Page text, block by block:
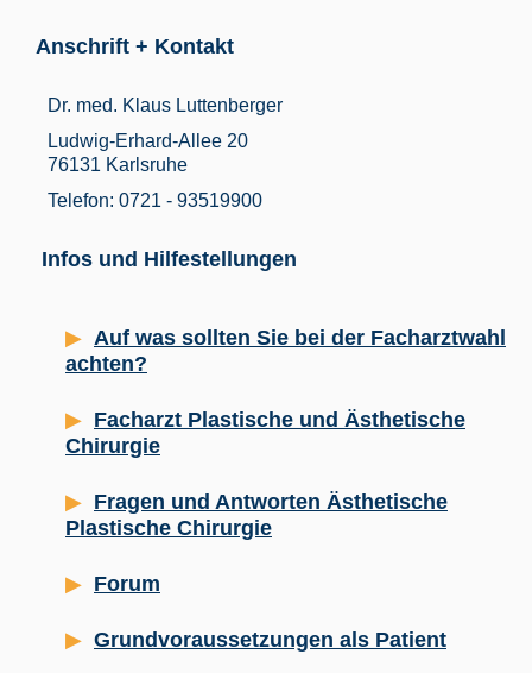
Anschrift + Kontakt
Dr. med. Klaus Luttenberger
Ludwig-Erhard-Allee 20
76131 Karlsruhe
Telefon: 0721 - 93519900
Infos und Hilfestellungen
Auf was sollten Sie bei der Facharztwahl
achten?
Facharzt Plastische und Ästhetische
Chirurgie
Fragen und Antworten Ästhetische
Plastische Chirurgie
Forum
Grundvoraussetzungen als Patient